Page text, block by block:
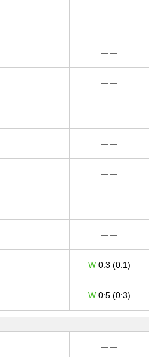
— —
— —
— —
— —
— —
— —
— —
— —
W 0:3 (0:1)
W 0:5 (0:3)
— —